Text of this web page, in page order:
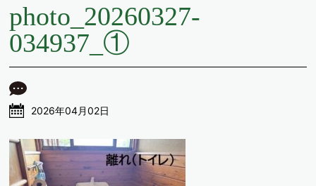
photo_20260327-
034937_①
2026年04月02日